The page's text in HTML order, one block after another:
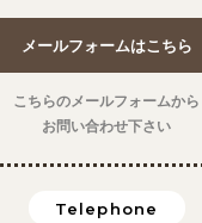
メールフォームはこちら
こちらのメールフォームから
お問い合わせ下さい
Telephone